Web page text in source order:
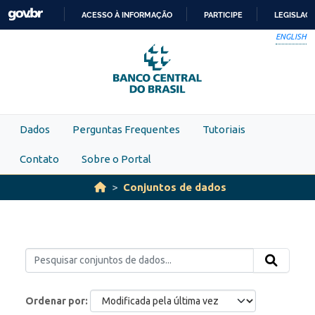
Skip to main content
PARA
O
CONTEÚDO
ACESSO À INFORMAÇÃO PARTICIPE
ENGLISH
Dados Perguntas Frequentes Tutoriais
Contato Sobre o Portal
Conjuntos de dados
Ordenar por